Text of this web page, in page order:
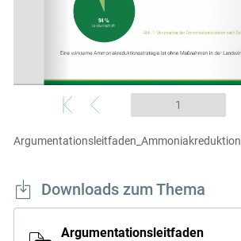
Argumentationsleitfaden_Ammoniakreduktion
Downloads zum Thema
Argumentationsleitfaden